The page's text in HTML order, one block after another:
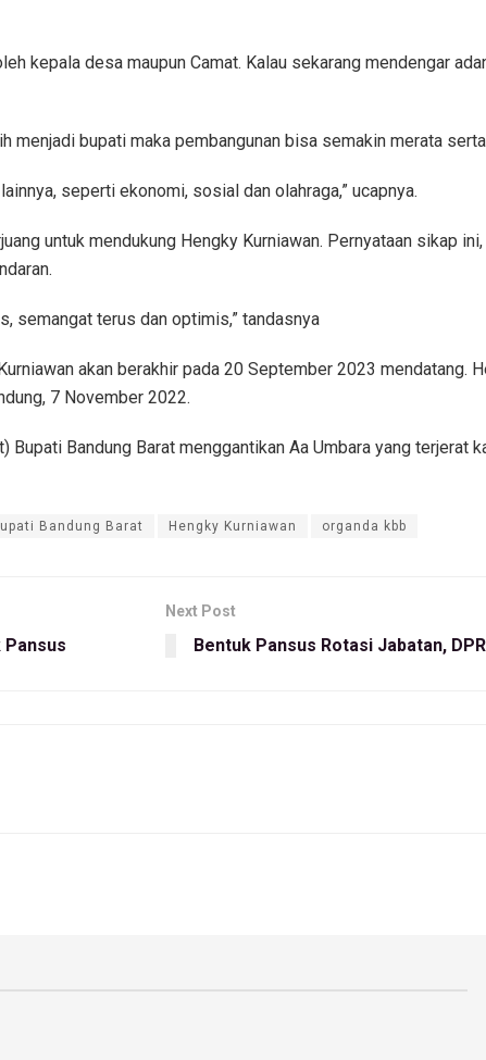
kepala desa maupun Camat. Kalau sekarang mendengar
menjadi bupati maka pembangunan bisa semakin merata
seperti ekonomi, sosial dan olahraga,” ucapnya.
untuk mendukung Hengky Kurniawan. Pernyataan sikap
semangat terus dan optimis,” tandasnya
akan berakhir pada 20 September 2023 mendatang.
7 November 2022.
Bandung Barat menggantikan Aa Umbara yang terjerat
Bandung Barat Hengky Kurniawan organda kbb
Pansus
Next Post
Bentuk Pansus Rotasi Jabatan,